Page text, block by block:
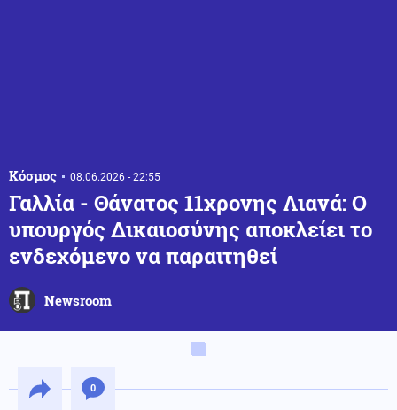
Κόσμος 08.06.2026 - 22:55
Γαλλία - Θάνατος 11χρονης Λιανά: Ο
υπουργός Δικαιοσύνης αποκλείει το
ενδεχόμενο να παραιτηθεί
Newsroom
0